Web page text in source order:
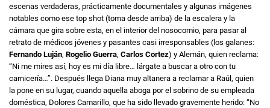
escenas verdaderas, prácticamente documentales y algunas imágenes
notables como ese top shot (toma desde arriba) de la escalera y la
cámara que gira sobre esta, en el interior del nosocomio, para pasar al
retrato de médicos jóvenes y pasantes casi irresponsables (los galanes:
Fernando Luján, Rogelio Guerra, Carlos Cortez) y Alemán, quien reclama:
“Ni me mires así, hoy es mi día libre… lárgate a buscar a otro con tu
carnicería…”. Después llega Diana muy altanera a reclamar a Raúl, quien
la pone en su lugar, cuando aquella aboga por el sobrino de su empleada
doméstica, Dolores Camarillo, que ha sido llevado gravemente herido: “No